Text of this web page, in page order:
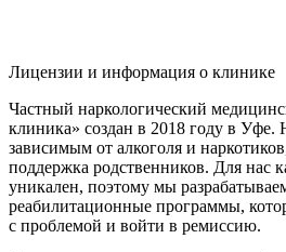
Лицензии и информация о клинике
Частный наркологический
клиника» создан в 2018 году в
зависимым от алкоголя и
поддержка родственников. Для нас
уникален, поэтому мы
реабилитационные программы,
с проблемой и войти в ремиссию.